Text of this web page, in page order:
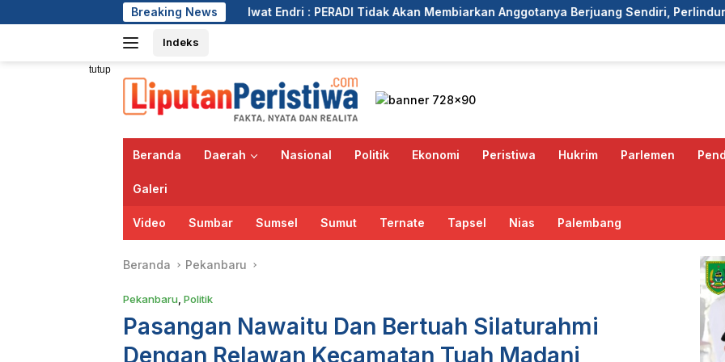
ke
Breaking News
Iwat Endri : PERADI Tidak Akan Membiarkan Anggotanya Berjuang Sendiri, Perlindungan Advokat Adalah
Indeks
tutup
Beranda Daerah Nasional Politik Ekonomi Peristiwa Hukrim Parlemen
Galeri
Video Sumbar Sumsel Sumut Ternate Tapsel Nias Palembang
Beranda Pekanbaru
Pekanbaru Politik
Pasangan Nawaitu Dan Bertuah Silaturahmi
Dengan Relawan Kecamatan Tuah Madani